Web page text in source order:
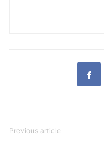
Previous article